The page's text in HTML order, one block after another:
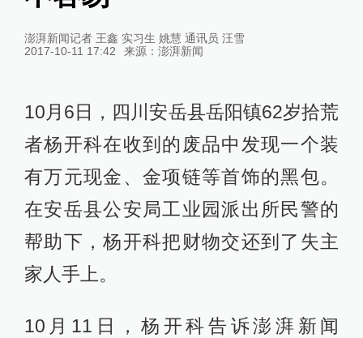
澎湃新闻记者 王鑫 实习生 姚慧 通讯员 汪雪
2017-10-11 17:42
来源： 澎湃新闻
10月6日，四川安岳县岳阳镇62岁拾荒
者杨开科在收到的废品中发现一个装
有万元现金、金项链等首饰的黑包。
在安岳县公安局工业园派出所民警的
帮助下，杨开科把财物交还到了失主
家人手上。
10月11日，杨开科告诉澎湃新闻